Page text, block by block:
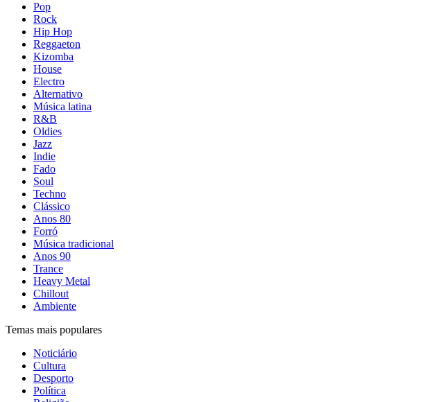
Pop
Rock
Hip Hop
Reggaeton
Kizomba
House
Electro
Alternativo
Música latina
R&B
Oldies
Jazz
Indie
Fado
Soul
Techno
Clássico
Anos 80
Forró
Música tradicional
Anos 90
Trance
Heavy Metal
Chillout
Ambiente
Temas mais populares
Noticiário
Cultura
Desporto
Política